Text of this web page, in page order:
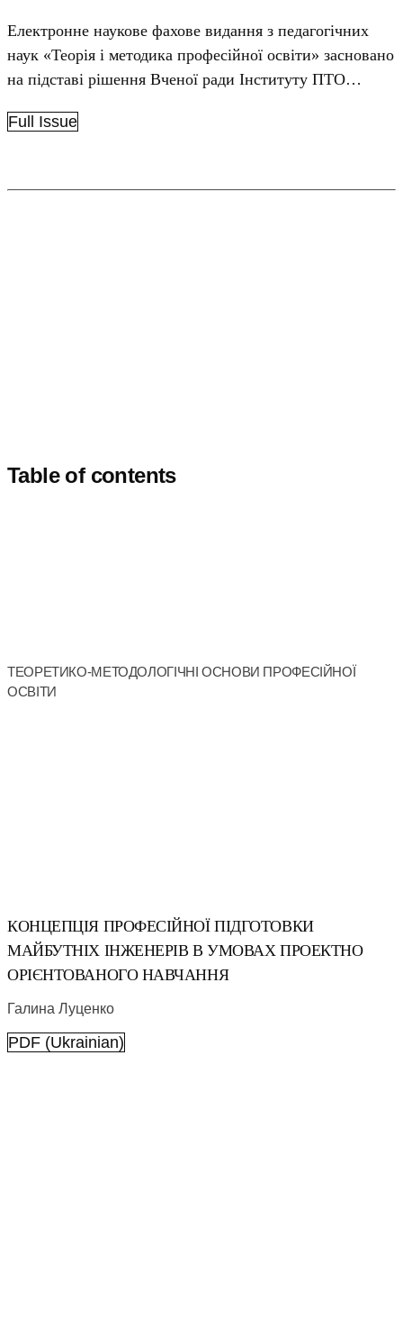
Електронне наукове фахове видання з педагогічних
наук «Теорія і методика професійної освіти» засновано
на підставі рішення Вченої ради Інституту ПТО…
Full Issue
Table of contents
ТЕОРЕТИКО-МЕТОДОЛОГІЧНІ ОСНОВИ ПРОФЕСІЙНОЇ
ОСВІТИ
КОНЦЕПЦІЯ ПРОФЕСІЙНОЇ ПІДГОТОВКИ
МАЙБУТНІХ ІНЖЕНЕРІВ В УМОВАХ ПРОЕКТНО
ОРІЄНТОВАНОГО НАВЧАННЯ
Галина Луценко
PDF (Ukrainian)